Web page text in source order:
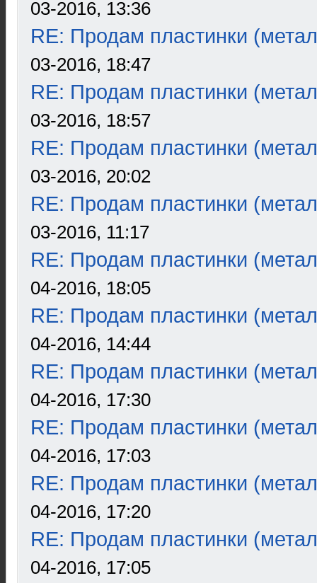
03-2016, 13:36
RE: Продам пластинки
03-2016, 18:47
RE: Продам пластинки
03-2016, 18:57
RE: Продам пластинки
03-2016, 20:02
RE: Продам пластинки
03-2016, 11:17
RE: Продам пластинки
04-2016, 18:05
RE: Продам пластинки
04-2016, 14:44
RE: Продам пластинки
04-2016, 17:30
RE: Продам пластинки
04-2016, 17:03
RE: Продам пластинки
04-2016, 17:20
RE: Продам пластинки
04-2016, 17:05